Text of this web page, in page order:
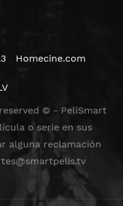
Homecine.com
© - PeliSmart
o serie en sus
alguna reclamación